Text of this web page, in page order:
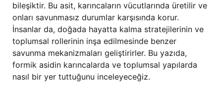
bileşiktir. Bu asit, karıncaların vücutlarında üretilir ve
onları savunmasız durumlar karşısında korur.
İnsanlar da, doğada hayatta kalma stratejilerinin ve
toplumsal rollerinin inşa edilmesinde benzer
savunma mekanizmaları geliştirirler. Bu yazıda,
formik asidin karıncalarda ve toplumsal yapılarda
nasıl bir yer tuttuğunu inceleyeceğiz.